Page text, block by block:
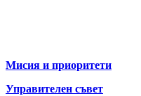
Мисия и приоритети
Управителен съвет